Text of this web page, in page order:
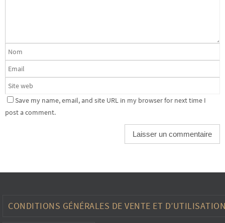
Save my name, email, and site URL in my browser for next time I
post a comment.
CONDITIONS GÉNÉRALES DE VENTE ET